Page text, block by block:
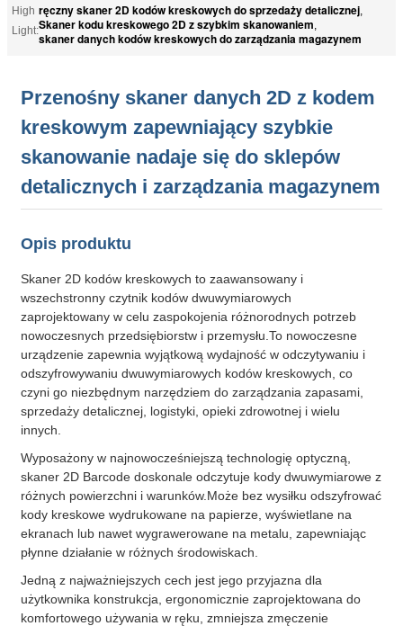
High
Light:
ręczny skaner 2D kodów kreskowych do sprzedaży detalicznej,
Skaner kodu kreskowego 2D z szybkim skanowaniem,
skaner danych kodów kreskowych do zarządzania magazynem
Przenośny skaner danych 2D z kodem
kreskowym zapewniający szybkie
skanowanie nadaje się do sklepów
detalicznych i zarządzania magazynem
Opis produktu
Skaner 2D kodów kreskowych to zaawansowany i
wszechstronny czytnik kodów dwuwymiarowych
zaprojektowany w celu zaspokojenia różnorodnych potrzeb
nowoczesnych przedsiębiorstw i przemysłu.To nowoczesne
urządzenie zapewnia wyjątkową wydajność w odczytywaniu i
odszyfrowywaniu dwuwymiarowych kodów kreskowych, co
czyni go niezbędnym narzędziem do zarządzania zapasami,
sprzedaży detalicznej, logistyki, opieki zdrowotnej i wielu
innych.
Wyposażony w najnowocześniejszą technologię optyczną,
skaner 2D Barcode doskonale odczytuje kody dwuwymiarowe z
różnych powierzchni i warunków.Może bez wysiłku odszyfrować
kody kreskowe wydrukowane na papierze, wyświetlane na
ekranach lub nawet wygrawerowane na metalu, zapewniając
płynne działanie w różnych środowiskach.
Jedną z najważniejszych cech jest jego przyjazna dla
użytkownika konstrukcja, ergonomicznie zaprojektowana do
komfortowego używania w ręku, zmniejsza zmęczenie